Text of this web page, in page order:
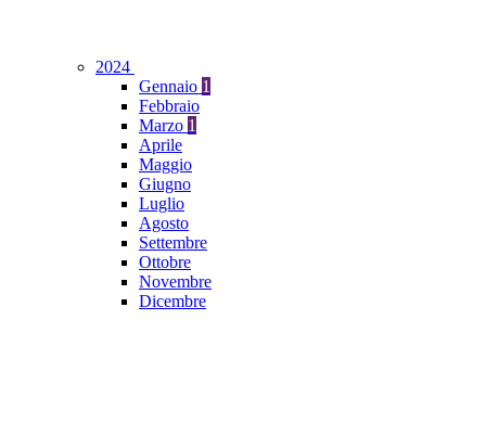
2024
Gennaio 1
Febbraio
Marzo 1
Aprile
Maggio
Giugno
Luglio
Agosto
Settembre
Ottobre
Novembre
Dicembre